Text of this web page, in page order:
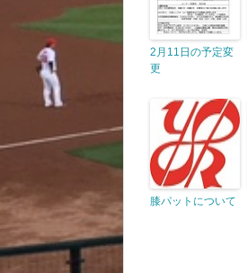
2月11日の予定変
更
膝パットについて